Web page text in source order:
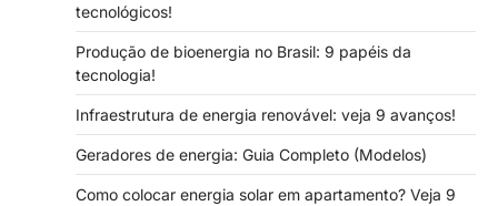
tecnológicos!
Produção de bioenergia no Brasil: 9 papéis da
tecnologia!
Infraestrutura de energia renovável: veja 9 avanços!
Geradores de energia: Guia Completo (Modelos)
Como colocar energia solar em apartamento? Veja 9